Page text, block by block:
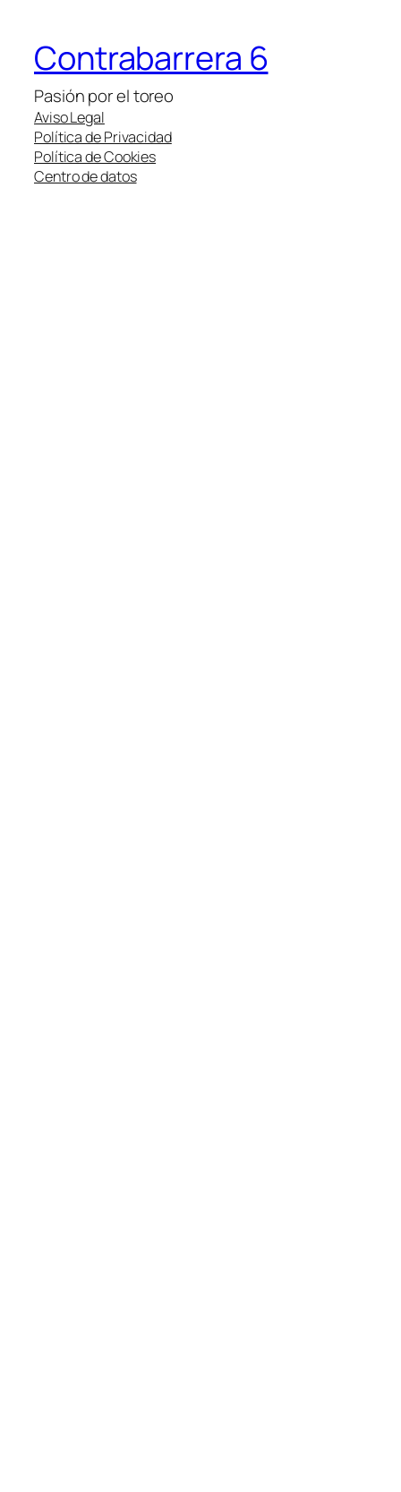
Contrabarrera 6
Pasión por el toreo
Aviso Legal
Política de Privacidad
Política de Cookies
Centro de datos